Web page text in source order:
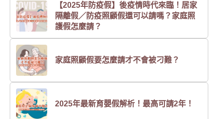
【2025年防疫假】後疫情時代來臨！居家
隔離假／防疫照顧假還可以請嗎？家庭照
護假怎麼請？
家庭照顧假要怎麼請才不會被刁難？
2025年最新育嬰假解析！最高可請2年！